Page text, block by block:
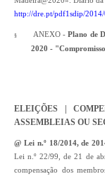
http://dre.pt/pdf1sdip/
§ ANEXO -Plano de
2020 -
ELEIÇÕES |
ASSEMBLEIAS OU
@ Lei n.º 18/2014, de
Lei n.º 22/99, de 21 de
compensação dos